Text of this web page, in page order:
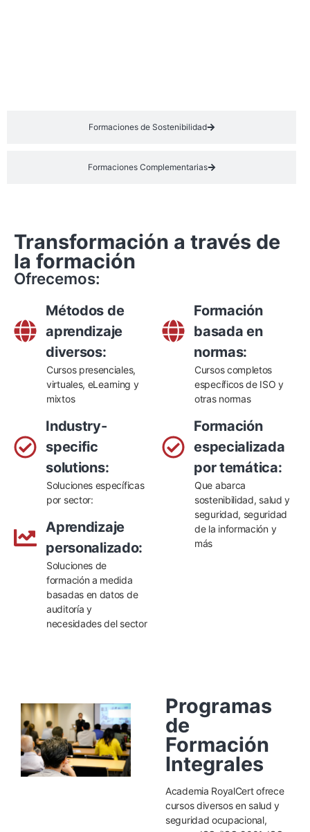
Formaciones de Sostenibilidad
Formaciones Complementarias
Transformación a través de
la formación
Ofrecemos:
Métodos de
aprendizaje
diversos:
Cursos presenciales,
virtuales, eLearning y
mixtos
Industry-
specific
solutions:
Soluciones específicas
por sector:
Aprendizaje
personalizado:
Soluciones de
formación a medida
basadas en datos de
auditoría y
necesidades del sector
Formación
basada en
normas:
Cursos completos
específicos de ISO y
otras normas
Formación
especializada
por temática:
Que abarca
sostenibilidad, salud y
seguridad, seguridad
de la información y
más
Programas
de
Formación
Integrales
Academia RoyalCert ofrece
cursos diversos en salud y
seguridad ocupacional,